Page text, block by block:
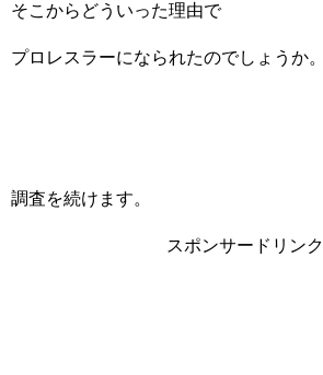
そこからどういった理由で
プロレスラーになられたのでしょうか。
調査を続けます。
スポンサードリンク